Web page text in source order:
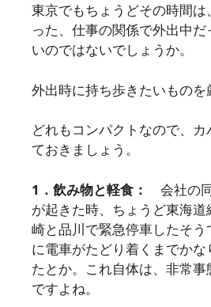
東京でもちょうどその時間
った、仕事の関係で外出中
いのではないでしょうか。
外出時に持ち歩きたいものを
どれもコンパクトなので、
ておきましょう。
1．飲み物と軽食：
会社の
が起きた時、ちょうど東海
崎と品川で緊急停車したそ
に電車がたどり着くまでか
たとか。これ自体は、非常
ですよね。